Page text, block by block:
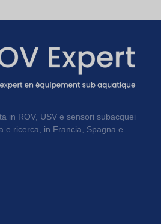
in ROV, USV e sensori subacquei
e ricerca, in Francia, Spagna e